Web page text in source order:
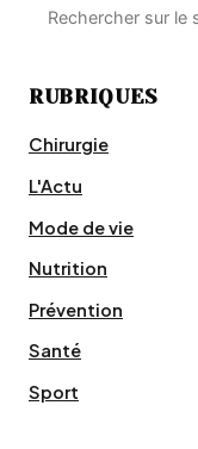
RUBRIQUES
Chirurgie
L'Actu
Mode de vie
Nutrition
Prévention
Santé
Sport